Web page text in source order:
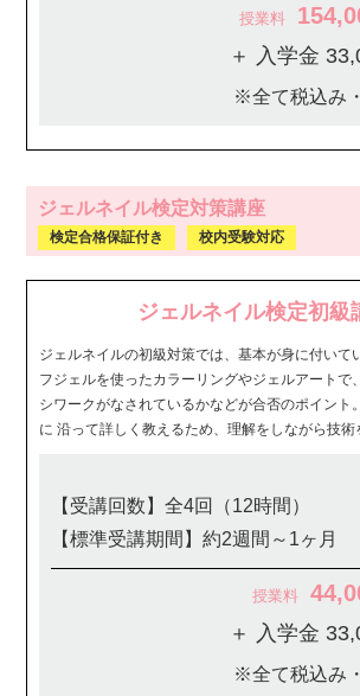
授業料
＋ 入学金
※全て税込み
ジェルネイル検定対策講座
検定合格保証付き 校内受験対応
ジェルネイル検定初級
ジェルネイルの初級対策では、基本が身に付いて
フジェルを使ったカラーリングやジェルアートで
シワークがなされているかなどが合否のポイント
に 沿って詳しく教えるため、理解をしながら技術
【受講回数】全4回（12時間）
【標準受講期間】約2週間～1ヶ月
授業料
＋ 入学金
※全て税込み